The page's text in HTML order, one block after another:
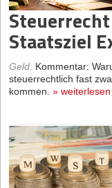
Staatsziel
Geld: Kommentar:
steuerrechtlich fast
kommen. » weiterlesen